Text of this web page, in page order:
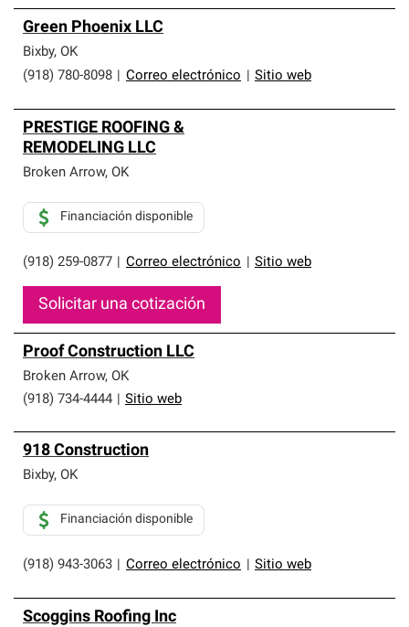
Green Phoenix LLC
Bixby, OK
(918) 780-8098
Correo electrónico Sitio web
PRESTIGE ROOFING &
REMODELING LLC
Broken Arrow, OK
(918) 259-0877 Correo electrónico Sitio web
Financiación disponible
Solicitar una cotización
Proof Construction LLC
Broken Arrow, OK
(918) 734-4444
Sitio web
918 Construction
Bixby, OK
(918) 943-3063 Correo electrónico Sitio web
Financiación disponible
Scoggins Roofing Inc